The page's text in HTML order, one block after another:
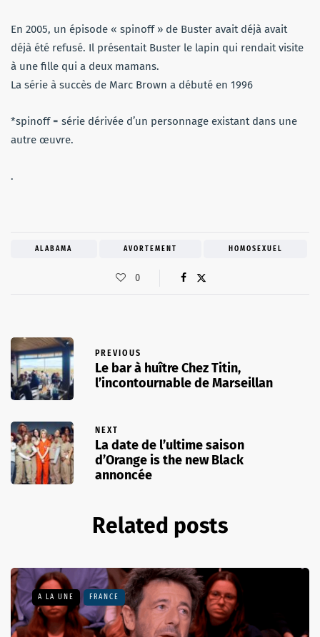
En 2005, un épisode « spinoff » de Buster avait déjà avait
déjà été refusé. Il présentait Buster le lapin qui rendait visite
à une fille qui a deux mamans.
La série à succès de Marc Brown a débuté en 1996
*spinoff = série dérivée d’un personnage existant dans une
autre œuvre.
.
ALABAMA AVORTEMENT HOMOSEXUEL
0
PREVIOUS
Le bar à huître Chez Titin,
l’incontournable de Marseillan
NEXT
La date de l’ultime saison
d’Orange is the new Black
annoncée
Related posts
A LA UNE FRANCE